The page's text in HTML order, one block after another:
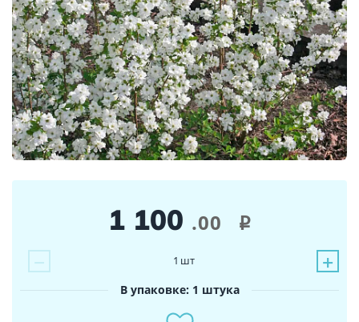
1 100 .00 i
− +
1 шт
В упаковке: 1 штука